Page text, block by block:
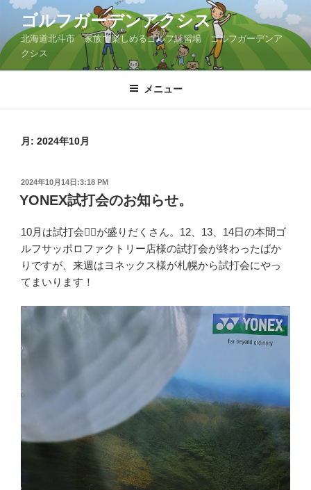
テ
ン
ツ
ゴルフガーデンアクシス
北海道北斗市 家族で楽しめるゴルフ練習場 ゴルフガーデンア
クシス
メニュー
月: 2024年10月
投
稿
日:
2024年10月14日:3:18 PM
YONEX試打会のお知らせ。
10月は試打会🏌️‍♂️が盛りだくさん。12、13、14日の本間ゴ
ルフサッポロファクトリー店様の試打会が終わったばか
りですが、来週はヨネックス様が札幌から試打会にやっ
てまいります！